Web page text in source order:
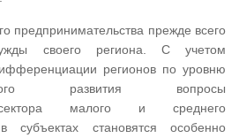
предпринимательства прежде всего
своего региона. С учетом
регионов по уровню
развития вопросы
сектора малого и среднего
субъектах становятся особенно